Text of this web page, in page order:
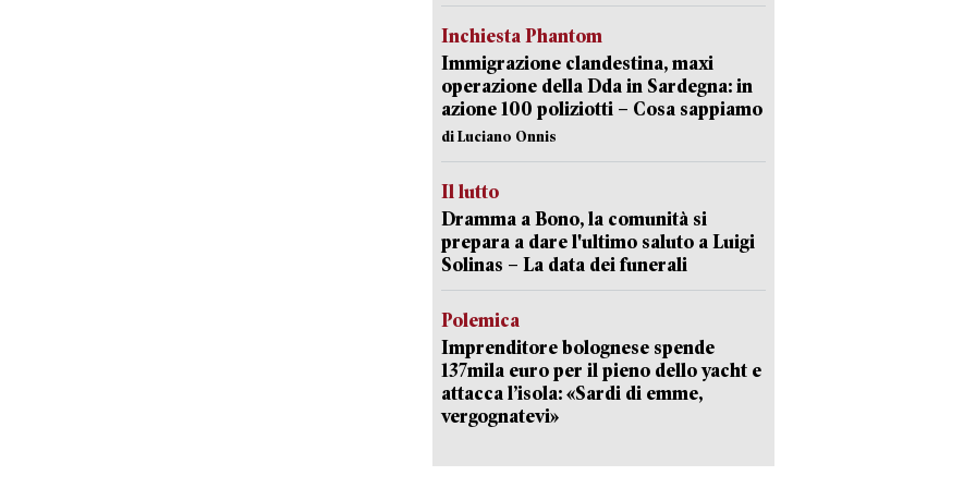
Inchiesta Phantom
Immigrazione clandestina, maxi
operazione della Dda in Sardegna: in
azione 100 poliziotti – Cosa sappiamo
di Luciano Onnis
Il lutto
Dramma a Bono, la comunità si
prepara a dare l'ultimo saluto a Luigi
Solinas – La data dei funerali
Polemica
Imprenditore bolognese spende
137mila euro per il pieno dello yacht e
attacca l’isola: «Sardi di emme,
vergognatevi»